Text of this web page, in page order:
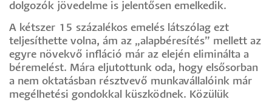
dolgozók jövedelme is jelentősen emelkedik.
A kétszer 15 százalékos emelés látszólag ezt
teljesíthette volna, ám az „alapbéresítés” mellett az
egyre növekvő infláció már az elején eliminálta a
béremelést. Mára eljutottunk oda, hogy elsősorban
a nem oktatásban résztvevő munkavállalóink már
megélhetési gondokkal küszködnek. Közülük